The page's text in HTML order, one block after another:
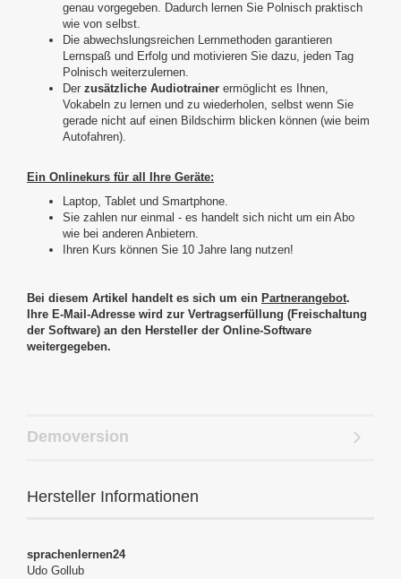
genau vorgegeben. Dadurch lernen Sie Polnisch praktisch
wie von selbst.
Die abwechslungsreichen Lernmethoden garantieren
Lernspaß und Erfolg und motivieren Sie dazu, jeden Tag
Polnisch weiterzulernen.
Der zusätzliche Audiotrainer ermöglicht es Ihnen,
Vokabeln zu lernen und zu wiederholen, selbst wenn Sie
gerade nicht auf einen Bildschirm blicken können (wie beim
Autofahren).
Ein Onlinekurs für all Ihre Geräte:
Laptop, Tablet und Smartphone.
Sie zahlen nur einmal - es handelt sich nicht um ein Abo
wie bei anderen Anbietern.
Ihren Kurs können Sie 10 Jahre lang nutzen!
Bei diesem Artikel handelt es sich um ein Partnerangebot.
Ihre E-Mail-Adresse wird zur Vertragserfüllung (Freischaltung
der Software) an den Hersteller der Online-Software
weitergegeben.
Demoversion
Hersteller Informationen
sprachenlernen24
Udo Gollub